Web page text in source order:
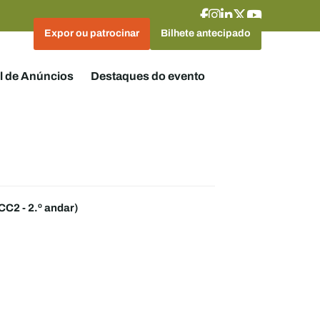
Expor ou patrocinar Bilhete antecipado
de Anúncios Destaques do evento
- 2.º andar)